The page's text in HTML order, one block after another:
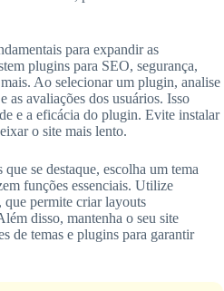
para expandir as
plugins para SEO, segurança,
Ao selecionar um plugin, analise
e as avaliações dos usuários. Isso
e a eficácia do plugin. Evite instalar
o site mais lento.
se destaque, escolha um tema
funções essenciais. Utilize
, que permite criar layouts
disso, mantenha o seu site
de temas e plugins para garantir